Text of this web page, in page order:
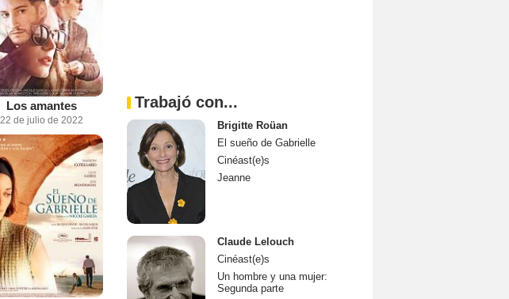
Los amantes
22 de julio de 2022
Trabajó con...
Brigitte Roüan
El sueño de Gabrielle
Cinéast(e)s
Jeanne
Claude Lelouch
Cinéast(e)s
Un hombre y una mujer:
Segunda parte